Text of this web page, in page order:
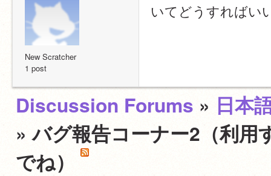
New Scratcher
1 post
いてどうすればい
Discussion Forums » 日本
» バグ報告コーナー2（利用
でね）